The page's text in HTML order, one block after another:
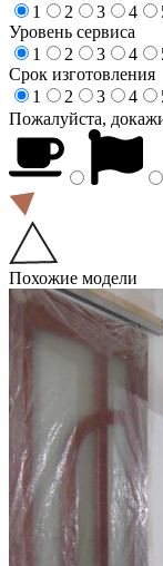
1
2 3 4
Уровень сервиса
1
2 3 4
Срок изготовления
1
2 3 4
Пожалуйста,
Похожие модели